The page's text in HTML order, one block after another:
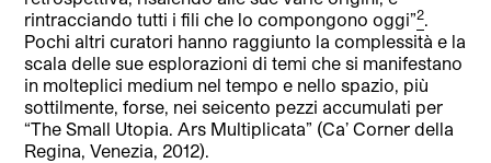
rintracciando tutti i fili che lo compongono oggi”2.
Pochi altri curatori hanno raggiunto la complessità e la
scala delle sue esplorazioni di temi che si manifestano
in molteplici medium nel tempo e nello spazio, più
sottilmente, forse, nei seicento pezzi accumulati per
“The Small Utopia. Ars Multiplicata” (Ca’ Corner della
Regina, Venezia, 2012).